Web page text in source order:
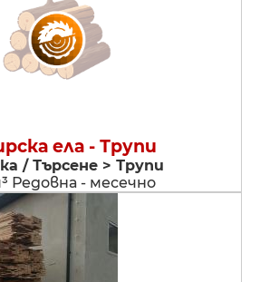
ела - Трупи
/ Търсене > Трупи
Редовна - месечно